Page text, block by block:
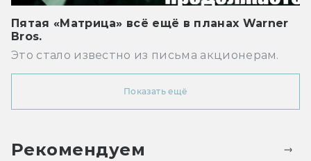
Пятая «Матрица» всё ещё в планах Warner
Bros.
Это стало известно из письма акционерам.
Показать ещё
Рекомендуем